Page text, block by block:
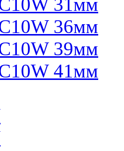
36мм
39мм
41мм